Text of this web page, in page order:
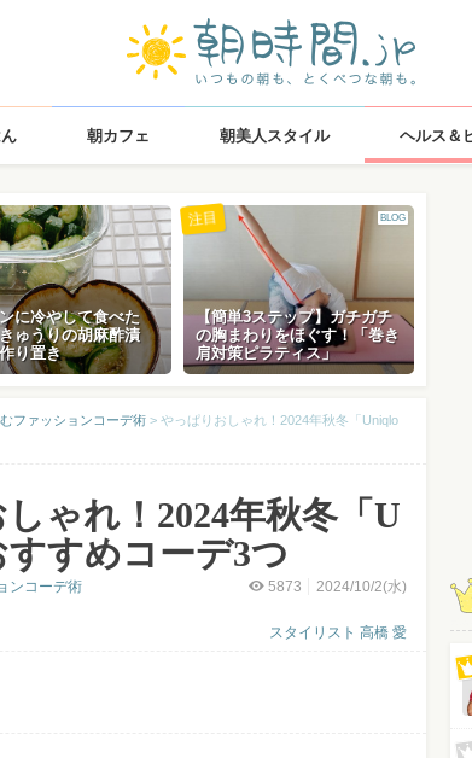
朝カフェ 朝美人スタイル ヘルス＆
に冷やして食べた
ゅうりの胡麻酢漬
り置き
BLOG
【簡単3ステップ】ガチガチ
の胸まわりをほぐす！「巻き
肩対策ピラティス」
注目
ファッションコーデ術 > やっぱりおしゃれ！2024年秋冬「Uniqlo
ゃれ！2024年秋冬「U
すめコーデ3つ
5873 2024/10/2(水)
スタイリスト 高橋 愛
ンコーデ術